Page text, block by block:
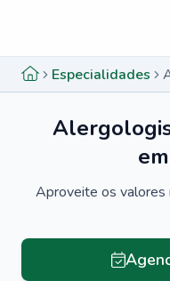
Especialidades
Aproveite os valores